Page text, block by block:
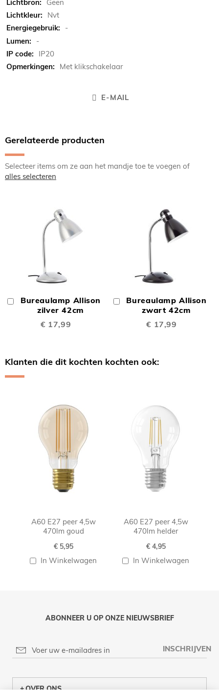
Geen
Nvt
-
-
IP20
Met klikschakelaar
E-MAIL
Gerelateerde producten
Selecteer items om ze aan het mandje toe te voegen of
alles selecteren
Bureaulamp Allison
zilver 42cm
€ 17,99
In
Winkelwagen
Bureaulamp Allison
zwart 42cm
€ 17,99
In
Winkelwagen
Klanten die dit kochten kochten ook:
A60 E27 peer 4,5w
470lm goud
€ 5,95
In Winkelwagen
A60 E27 peer 4,5w
470lm helder
€ 4,95
In Winkelwagen
ABONNEER U OP ONZE NIEUWSBRIEF
INSCHRIJVEN
OVER ONS